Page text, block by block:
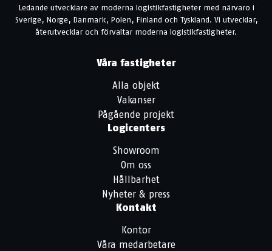
Ledande utvecklare av moderna logistikfastigheter med närvaro i
Sverige, Norge, Danmark, Polen, Finland och Tyskland. Vi utvecklar,
återutvecklar och förvaltar moderna logistikfastigheter.
Våra fastigheter
Alla objekt
Vakanser
Pågående projekt
Logicenters
Showroom
Om oss
Hållbarhet
Nyheter & press
Kontakt
Kontor
Våra medarbetare